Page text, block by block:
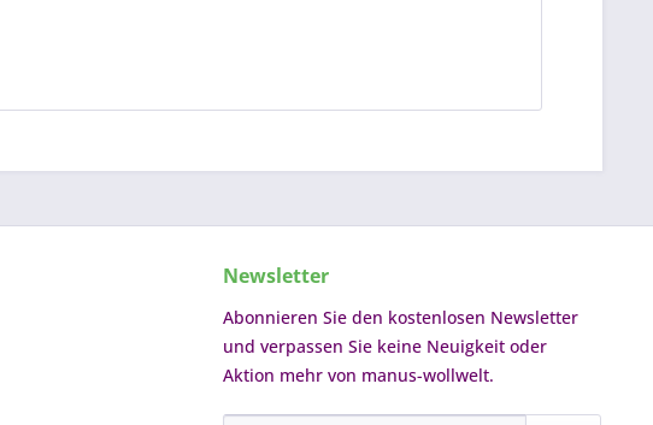
Newsletter
Abonnieren Sie den kostenlosen Newsletter
und verpassen Sie keine Neuigkeit oder
Aktion mehr von manus-wollwelt.